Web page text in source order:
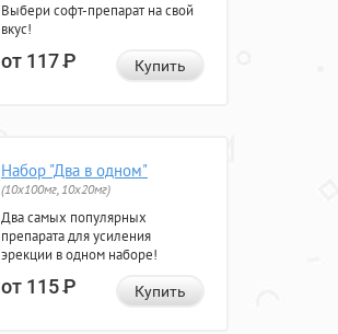
Выбери софт-препарат на свой
вкус!
от 117Р Купить
Набор "Два в одном"
(10x100мг, 10x20мг)
Два самых популярных
препарата для усиления
эрекции в одном наборе!
от 115Р Купить